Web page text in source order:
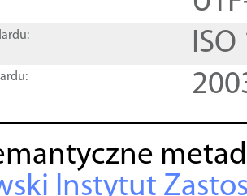
Instytut